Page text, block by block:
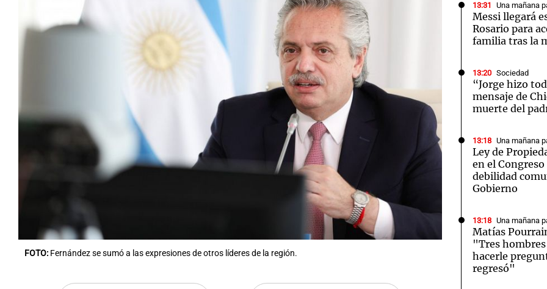
FOTO: Fernández se sumó a las expresiones de otros líderes de la región.
13:31 Una mañana
Messi llegará
Rosario para
familia tras la
13:20 Sociedad
“Jorge hizo
mensaje de
muerte del
13:18 Una mañana
Ley de
en el
debilidad
Gobierno
13:18 Una mañana
Matías
"Tres
hacerle
regresó"
La Sole en Cadena 3 El huracán de Arequito